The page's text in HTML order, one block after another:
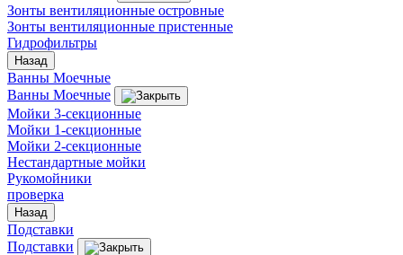
Зонты вентиляционные островные
Зонты вентиляционные пристенные
Гидрофильтры
Назад
Ванны Моечные
Ванны Моечные
Мойки 3-секционные
Мойки 1-секционные
Мойки 2-секционные
Нестандартные мойки
Рукомойники
проверка
Назад
Подставки
Подставки